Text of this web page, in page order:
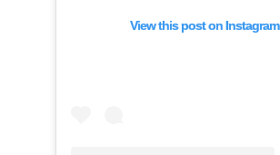
View this post on Instagram